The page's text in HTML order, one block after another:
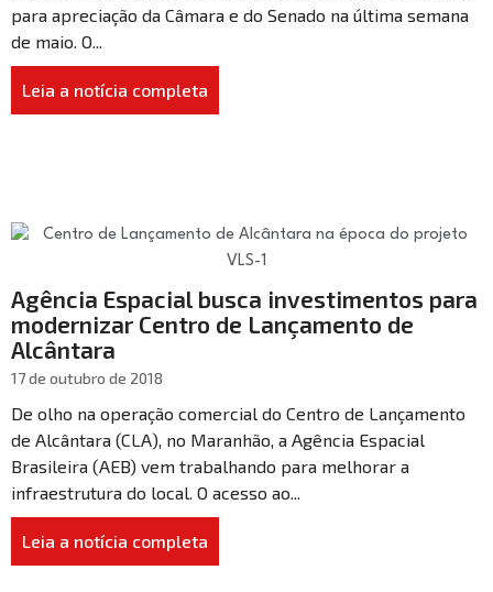
para apreciação da Câmara e do Senado na última semana
de maio. O...
Leia a notícia completa
Agência Espacial busca investimentos para
modernizar Centro de Lançamento de
Alcântara
17 de outubro de 2018
De olho na operação comercial do Centro de Lançamento
de Alcântara (CLA), no Maranhão, a Agência Espacial
Brasileira (AEB) vem trabalhando para melhorar a
infraestrutura do local. O acesso ao...
Leia a notícia completa